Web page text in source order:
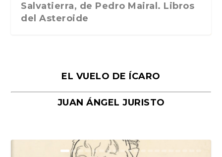
Salvatierra, de Pedro Mairal. Libros
del Asteroide
EL VUELO DE ÍCARO
JUAN ÁNGEL JURISTO